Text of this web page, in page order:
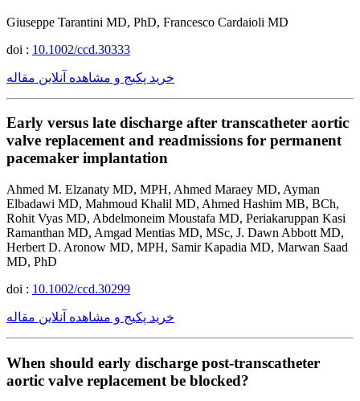
Giuseppe Tarantini MD, PhD, Francesco Cardaioli MD
doi : 10.1002/ccd.30333
خرید پکیج و مشاهده آنلاین مقاله
Early versus late discharge after transcatheter aortic
valve replacement and readmissions for permanent
pacemaker implantation
Ahmed M. Elzanaty MD, MPH, Ahmed Maraey MD, Ayman
Elbadawi MD, Mahmoud Khalil MD, Ahmed Hashim MB, BCh,
Rohit Vyas MD, Abdelmoneim Moustafa MD, Periakaruppan Kasi
Ramanthan MD, Amgad Mentias MD, MSc, J. Dawn Abbott MD,
Herbert D. Aronow MD, MPH, Samir Kapadia MD, Marwan Saad
MD, PhD
doi : 10.1002/ccd.30299
خرید پکیج و مشاهده آنلاین مقاله
When should early discharge post-transcatheter
aortic valve replacement be blocked?